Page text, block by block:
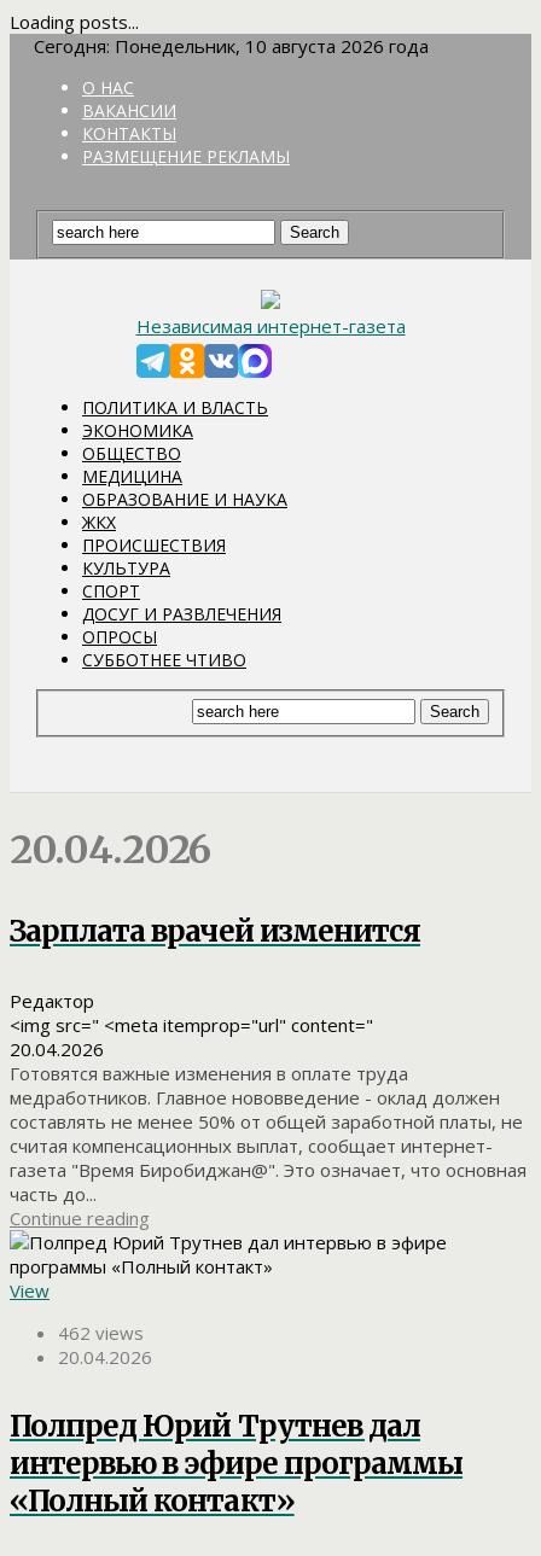
Loading posts...
Сегодня: Понедельник, 10 августа 2026 года
О НАС
ВАКАНСИИ
КОНТАКТЫ
РАЗМЕЩЕНИЕ РЕКЛАМЫ
Независимая интернет-газета
ПОЛИТИКА И ВЛАСТЬ
ЭКОНОМИКА
ОБЩЕСТВО
МЕДИЦИНА
ОБРАЗОВАНИЕ И НАУКА
ЖКХ
ПРОИСШЕСТВИЯ
КУЛЬТУРА
СПОРТ
ДОСУГ И РАЗВЛЕЧЕНИЯ
ОПРОСЫ
СУББОТНЕЕ ЧТИВО
20.04.2026
Зарплата врачей изменится
Редактор
<img src=" <meta itemprop="url" content="
20.04.2026
Готовятся важные изменения в оплате труда
медработников. Главное нововведение - оклад должен
составлять не менее 50% от общей заработной платы, не
считая компенсационных выплат, сообщает интернет-
газета "Время Биробиджан@". Это означает, что основная
часть до...
Continue reading
View
462 views
20.04.2026
Полпред Юрий Трутнев дал
интервью в эфире программы
«Полный контакт»